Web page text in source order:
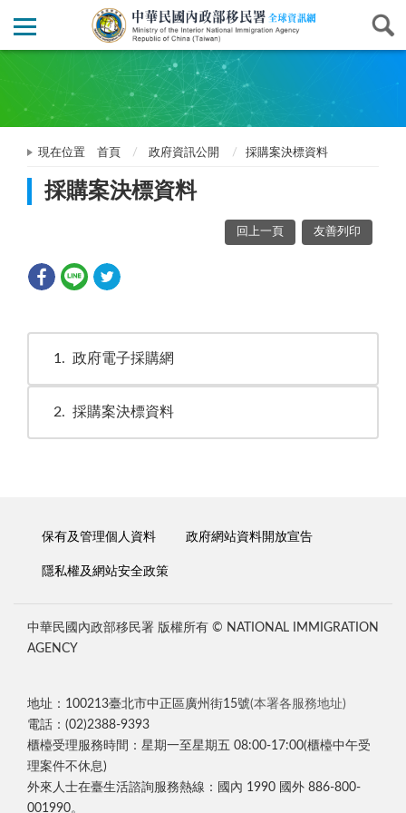
現在位置 首頁 政府資訊公開 採購案決標資料
採購案決標資料
回上一頁 友善列印
1 政府電子採購網
2 採購案決標資料
保有及管理個人資料 政府網站資料開放宣告
隱私權及網站安全政策
中華民國內政部移民署 版權所有 © NATIONAL IMMIGRATION
AGENCY
地址：100213臺北市中正區廣州街15號(本署各服務地址)
電話：(02)2388-9393
櫃檯受理服務時間：星期一至星期五 08:00-17:00(櫃檯中午受
理案件不休息)
外來人士在臺生活諮詢服務熱線：國內 1990 國外 886-800-
001990。